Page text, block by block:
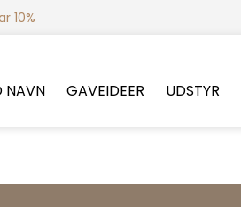
10%
NAVN GAVEIDEER UDSTYR